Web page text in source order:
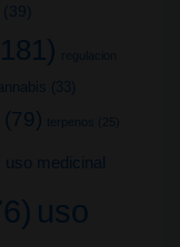
(39)
regulacion
(33)
(79) terpenos (25)
uso medicinal
uso